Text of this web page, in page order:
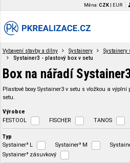
Měna:CZK EUR
Vybavení stavby a dílny Systainery
Systainery
Systainer3 - plastový box v setu
Box na nářadí
Plastové boxy Systainer3 v setu s vložkou a
setu.
Výrobce
FESTOOL FISCHER TANOS
Typ
Systainer³ L Systainer³ M
Systainer³ zásuvkový